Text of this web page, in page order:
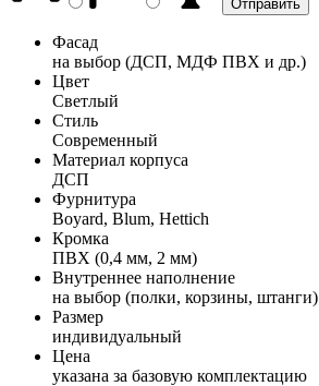
Фасад
на выбор (ДСП, МДФ ПВХ и др.)
Цвет
Светлый
Стиль
Современный
Материал корпуса
ДСП
Фурнитура
Boyard, Blum, Hettich
Кромка
ПВХ (0,4 мм, 2 мм)
Внутреннее наполнение
на выбор (полки, корзины, штанги)
Размер
индивидуальный
Цена
указана за базовую комплектацию